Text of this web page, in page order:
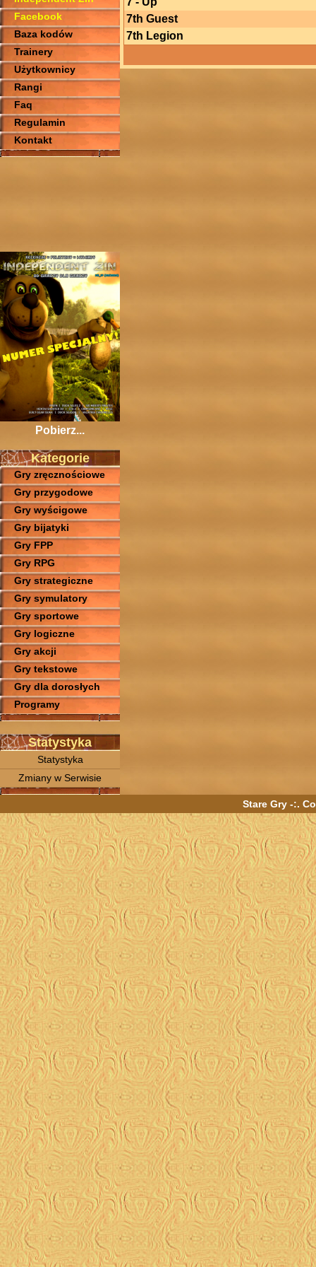
Facebook
Baza kodów
Trainery
Użytkownicy
Rangi
Faq
Regulamin
Kontakt
Pobierz...
Kategorie
Gry zręcznościowe
Gry przygodowe
Gry wyścigowe
Gry bijatyki
Gry FPP
Gry RPG
Gry strategiczne
Gry symulatory
Gry sportowe
Gry logiczne
Gry akcji
Gry tekstowe
Gry dla dorosłych
Programy
Statystyka
Statystyka
Zmiany w Serwisie
7th Guest
7th Legion
Stare Gry -:.